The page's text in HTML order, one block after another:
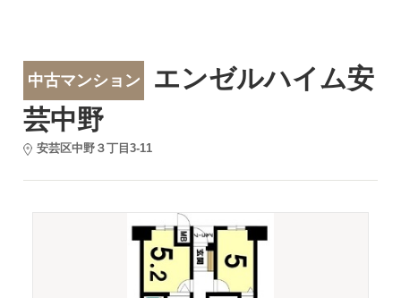
中古マンション
エンゼルハイム安
芸中野
安芸区中野３丁目3-11